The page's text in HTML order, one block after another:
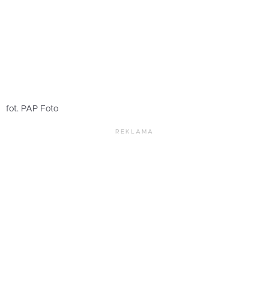
fot. PAP Foto
REKLAMA